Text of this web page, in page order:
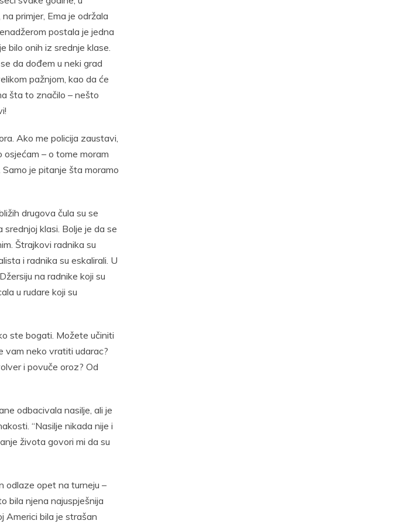
primjer, Ema je održala
postala je jedna
bilo onih iz srednje klase.
da dođem u neki grad
pažnjom, kao da će
šta to značilo – nešto
Ako me policija zaustavi,
osjećam – o tome moram
je pitanje šta moramo
drugova čula su se
klasi. Bolje je da se
Štrajkovi radnika su
i radnika su eskalirali. U
na radnike koji su
u rudare koji su
ste bogati. Možete učiniti
vam neko vratiti udarac?
i povuče oroz? Od
odbacivala nasilje, ali je
“Nasilje nikada nije i
života govori mi da su
odlaze opet na turneju –
bila njena najuspješnija
Americi bila je strašan